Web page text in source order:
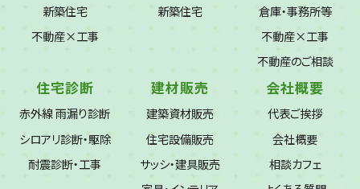
新築住宅
不動産×工事
新築住宅
倉庫・事務所等
不動産×工事
不動産のご相談
住宅診断
赤外線 雨漏り診断
シロアリ診断・駆除
耐震診断・工事
建材販売
建築資材販売
住宅設備販売
サッシ・建具販売
会社概要
代表ご挨拶
会社概要
相談カフェ